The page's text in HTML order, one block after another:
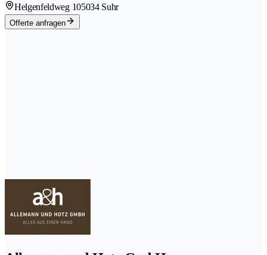
Helgenfeldweg 105034 Suhr
Offerte anfragen